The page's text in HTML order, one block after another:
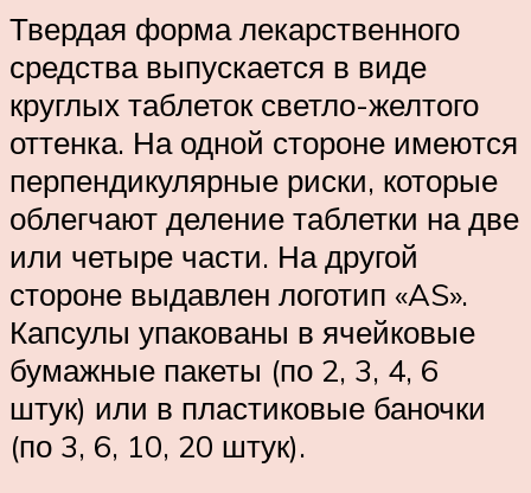
Твердая форма лекарственного
средства выпускается в виде
круглых таблеток светло-желтого
оттенка. На одной стороне имеются
перпендикулярные риски, которые
облегчают деление таблетки на две
или четыре части. На другой
стороне выдавлен логотип «AS».
Капсулы упакованы в ячейковые
бумажные пакеты (по 2, 3, 4, 6
штук) или в пластиковые баночки
(по 3, 6, 10, 20 штук).